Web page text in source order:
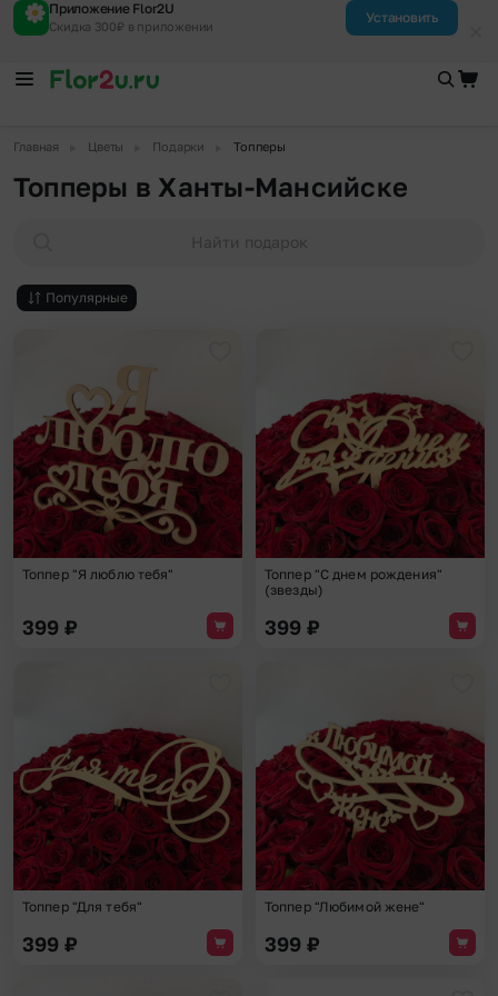
Приложение Flor2U
Скидка 300₽ в приложении
Установить
Главная Цветы Подарки Топперы
Топперы в Ханты-Мансийске
Найти подарок
Популярные
Топпер "Я люблю тебя"
399 ₽
Топпер "С днем рождения"
(звезды)
399 ₽
Топпер "Для тебя"
399 ₽
Топпер "Любимой жене"
399 ₽